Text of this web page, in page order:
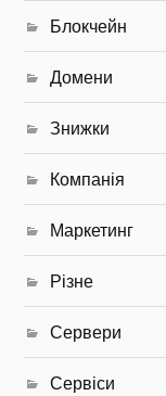
Блокчейн
Домени
Знижки
Компанія
Маркетинг
Різне
Сервери
Сервіси